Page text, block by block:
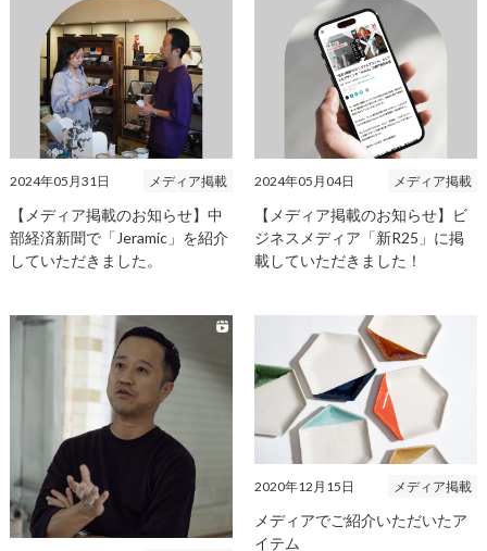
2024年05月31日 メディア掲載
【メディア掲載のお知らせ】中
部経済新聞で「Jeramic」を紹介
していただきました。
2024年05月04日 メディア掲載
【メディア掲載のお知らせ】ビ
ジネスメディア「新R25」に掲
載していただきました！
2020年12月15日 メディア掲載
メディアでご紹介いただいたア
イテム